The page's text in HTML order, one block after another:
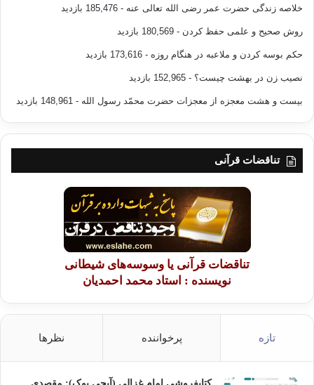
خلاصه زندگی حضرت عمر رضی الله تعالی عنه - 185,476 بازدید
روش صحیح و علمی حفظ کردن - 180,569 بازدید
حکم بوسه کردن و ملاعبه در هنگام روزه - 173,616 بازدید
نصیب زن در بهشت چیست؟ - 152,965 بازدید
بیست و هشت معجزه از معجزات حضرت محمّد رسول الله - 148,961 بازدید
تناقضات قرآنی
تناقضات قرآنی یا وسوسه‌های شیطانی
نویسنده : استاد محمد احمدیان
تازه پرخواننده نظرها